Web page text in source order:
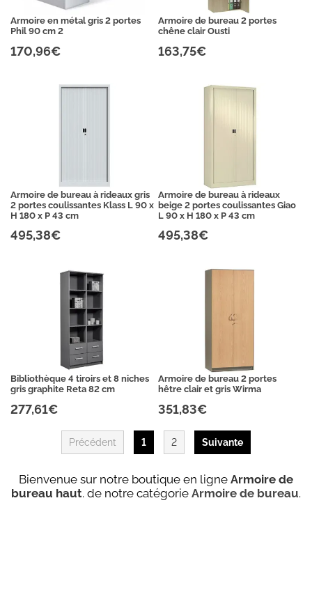
Armoire en métal gris 2 portes
Phil 90 cm 2
170,96€
Armoire de bureau 2 portes
chêne clair Ousti
163,75€
Armoire de bureau à rideaux gris
2 portes coulissantes Klass L 90 x
H 180 x P 43 cm
495,38€
Armoire de bureau à rideaux
beige 2 portes coulissantes Giao
L 90 x H 180 x P 43 cm
495,38€
Bibliothèque 4 tiroirs et 8 niches
gris graphite Reta 82 cm
277,61€
Armoire de bureau 2 portes
hêtre clair et gris Wirma
351,83€
Précédent 1 2 Suivante
Bienvenue sur notre boutique en ligne Armoire de
bureau haut. de notre catégorie Armoire de bureau.